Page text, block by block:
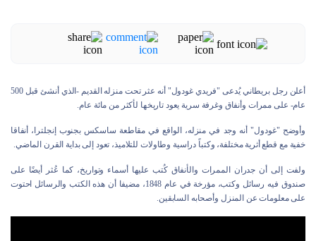
أعلن رجل بريطاني يُدعى "فريدي غودول" أنه عثر تحت منزله القديم -الذي أنشئ قبل 500
عام- على ممرات وأنفاق وغرفة سرية يعود تاريخها لأكثر من مائة عام.
وأوضح "غودول" أنه وجد في منزله، الواقع في مقاطعة ساسكس بجنوب إنجلترا، أنفاقا
خفية مع قطع أثرية مختلفة، وكتباً دراسية وطاولات للتلاميذ، تعود إلى بداية القرن الماضي.
ولفت إلى أن جدران الممرات والأنفاق كُتب عليها أسماء وتواريخ، كما عُثر أيضًا على
صندوق فيه رسائل وكتب، مؤرخة في عام 1848، مضيفا أن هذه الكتب والرسائل احتوت
على معلومات عن المنزل وأصحابه السابقين.